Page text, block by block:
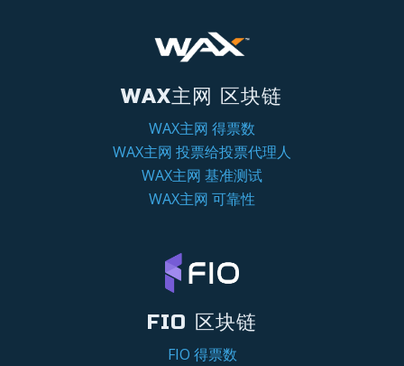
WAX主网 区块链
WAX主网 得票数
WAX主网 投票给投票代理人
WAX主网 基准测试
WAX主网 可靠性
FIO 区块链
FIO 得票数